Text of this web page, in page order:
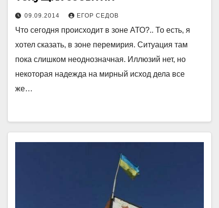
09.09.2014 ЕГОР СЕДОВ
Что сегодня происходит в зоне АТО?.. То есть, я
хотел сказать, в зоне перемирия. Ситуация там
пока слишком неоднозначная. Иллюзий нет, но
некоторая надежда на мирный исход дела все
же…